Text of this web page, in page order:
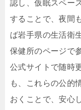
認し、仮眠スペー
することで、夜間
ば岩手県の生活衛
保健所のページで
公式サイトで随時
も、これらの公的
おくことで、安心